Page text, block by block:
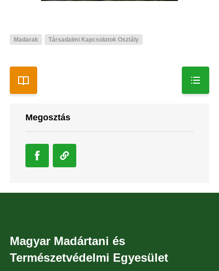
Madarak Társadalmi Kapcsolatok Osztály
Megosztás
Magyar Madártani és
Természetvédelmi Egyesület